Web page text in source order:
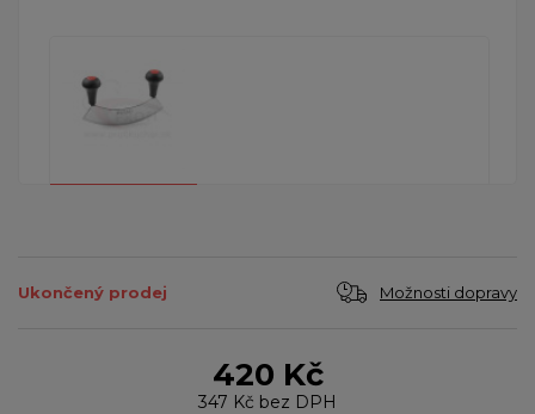
Ukončený prodej Možnosti dopravy
420 Kč
347 Kč bez DPH